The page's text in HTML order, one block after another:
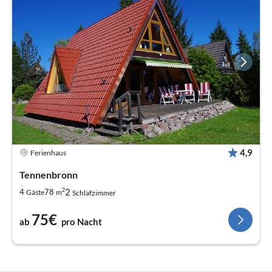
Ferienhaus 4,9
Tennenbronn
4 Gäste78 m22 Schlafzimmer
ab 75€ pro Nacht